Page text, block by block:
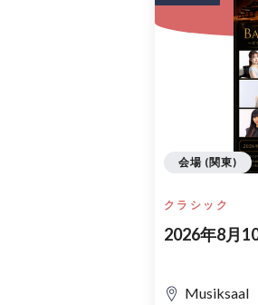
クラシック
2026年8月
Musiksaal
会場 (関東)